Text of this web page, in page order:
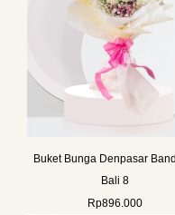
Buket Bunga Denpasar
Bali 8
Rp896.000